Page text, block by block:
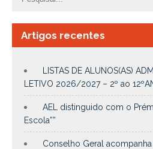
Artigos recentes
LISTAS DE ALUNOS(AS)
LETIVO 2026/2027 – 2º ao
AEL distinguido com o
Escola””
Conselho Geral